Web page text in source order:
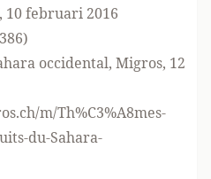
10 februari 2016
)
occidental, Migros, 12
m/Th%C3%A8mes-
du-Sahara-